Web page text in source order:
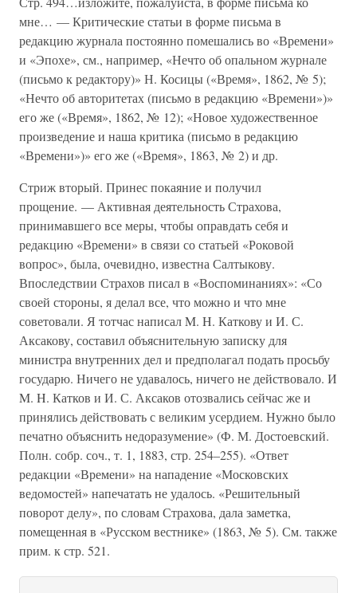
мне… — Критические статьи в форме письма в
редакцию журнала постоянно помешались во «Времени»
и «Эпохе», см., например, «Нечто об опальном журнале
(письмо к редактору)» Н. Косицы («Время», 1862, № 5);
«Нечто об авторитетах (письмо в редакцию «Времени»)»
его же («Время», 1862, № 12); «Новое художественное
произведение и наша критика (письмо в редакцию
«Времени»)» его же («Время», 1863, № 2) и др.
Стриж вторый. Принес покаяние и получил
прощение. — Активная деятельность Страхова,
принимавшего все меры, чтобы оправдать себя и
редакцию «Времени» в связи со статьей «Роковой
вопрос», была, очевидно, известна Салтыкову.
Впоследствии Страхов писал в «Воспоминаниях»: «Со
своей стороны, я делал все, что можно и что мне
советовали. Я тотчас написал M. H. Каткову и И. С.
Аксакову, составил объяснительную записку для
министра внутренних дел и предполагал подать просьбу
государю. Ничего не удавалось, ничего не действовало. И
M. H. Катков и И. С. Аксаков отозвались сейчас же и
принялись действовать с великим усердием. Нужно было
печатно объяснить недоразумение» (Ф. М. Достоевский.
Полн. собр. соч., т. 1, 1883, стр. 254–255). «Ответ
редакции «Времени» на нападение «Московских
ведомостей» напечатать не удалось. «Решительный
поворот делу», по словам Страхова, дала заметка,
помещенная в «Русском вестнике» (1863, № 5). См. также
прим. к стр. 521.